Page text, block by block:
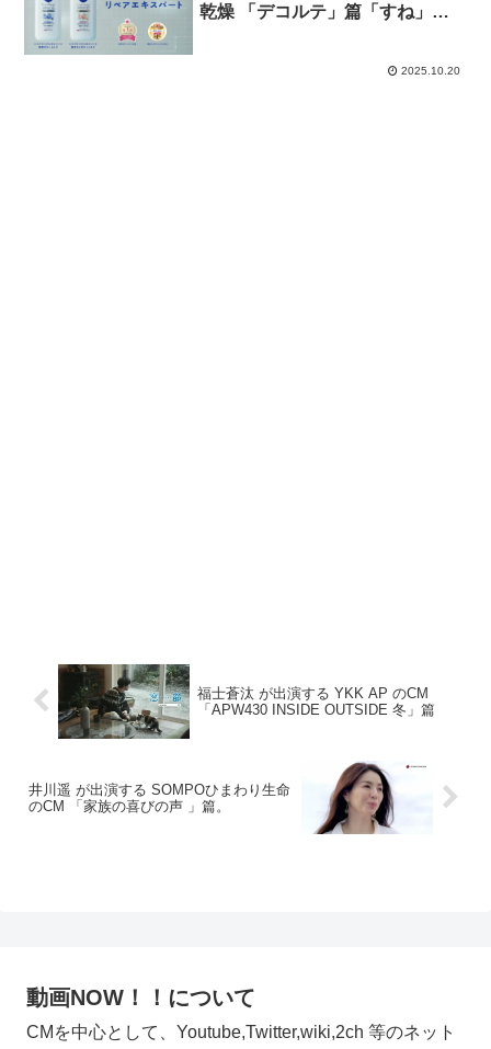
乾燥 「デコルテ」篇「すね」篇
2025.10.20
福士蒼汰 が出演する YKK AP のCM
「APW430 INSIDE OUTSIDE 冬」篇
井川遥 が出演する SOMPOひまわり生命
のCM 「家族の喜びの声 」篇。
動画NOW！！について
CMを中心として、Youtube,Twitter,wiki,2ch 等のネット